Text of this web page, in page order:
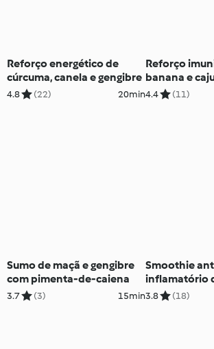
Reforço energético de
cúrcuma, canela e gengibre
4.8 (22) 20min
Reforço
banana e
gengibre
4.4 (11)
Sumo de maçã e gengibre
com pimenta-de-caiena
3.7 (3) 15min
Smoothie
inflamatório
curcuma,
3.8 (18)